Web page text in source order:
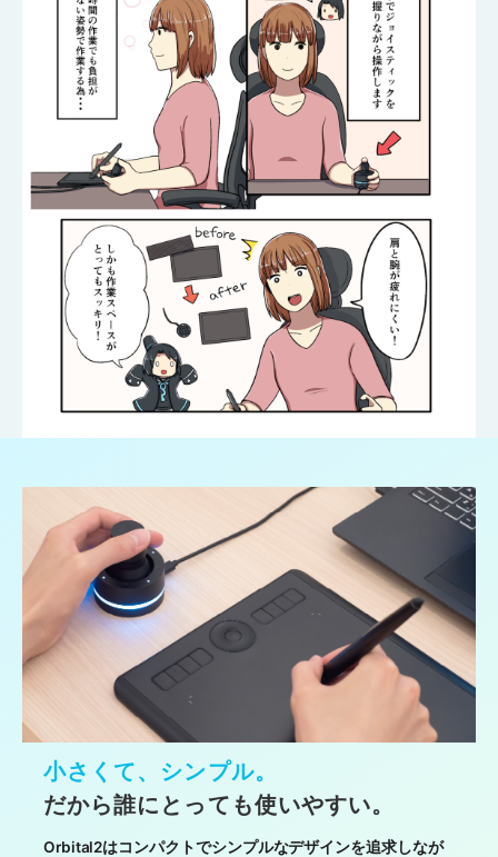
小さくて、シンプル。
だから誰にとっても使いやすい。
Orbital2はコンパクトでシンプルなデザインを追求しなが